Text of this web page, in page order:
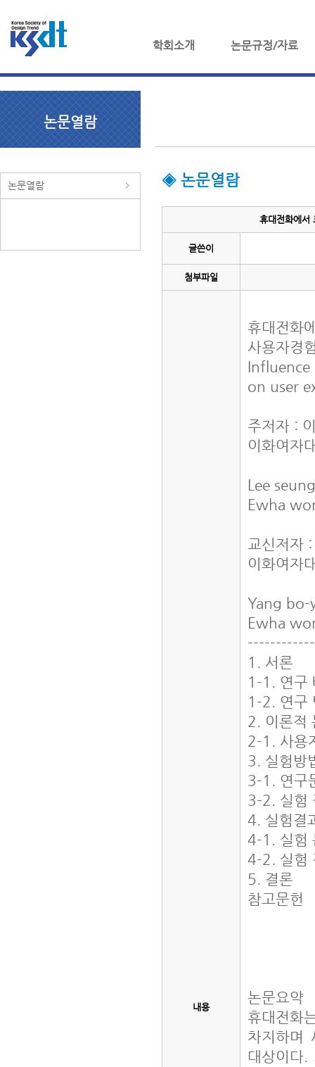
학회소개 논문규정/자료
논문열람
논문열람 ◈ 논문열람
휴대전화에서
글쓴이
첨부파일
내용
휴대전화
사용자경
on user
주저자 :
이화여자
Lee
Ewha
교신저자
이화여자
Yang
Ewha
1. 서론
1-1. 연
1-2. 연구
2. 이론적
2-1. 사용
3. 실험방
3-1. 연구
3-2. 실험
4. 실험결
4-1. 실험
4-2. 실험
5. 결론
참고문헌
논문요약
휴대전화
차지하며
대상이다